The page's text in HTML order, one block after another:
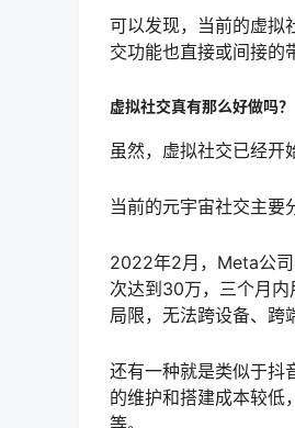
可以发现，当前的虚拟
交功能也直接或间接的
虚拟社交真有那么好做吗？
虽然，虚拟社交已经开
当前的元宇宙社交主要
2022年2月，Meta公
次达到30万，三个月
局限，无法跨设备、跨
还有一种就是类似于抖
的维护和搭建成本较低